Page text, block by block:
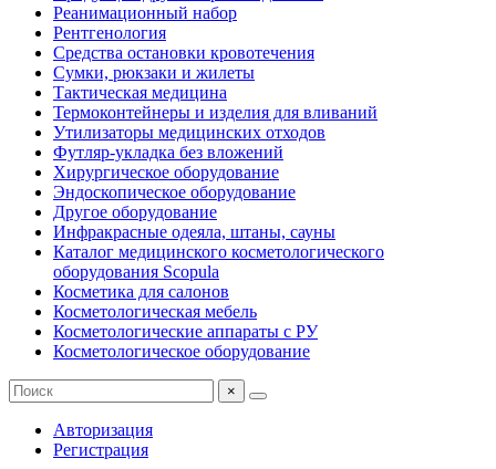
Реанимационный набор
Рентгенология
Средства остановки кровотечения
Сумки, рюкзаки и жилеты
Тактическая медицина
Термоконтейнеры и изделия для вливаний
Утилизаторы медицинских отходов
Футляр-укладка без вложений
Хирургическое оборудование
Эндоскопическое оборудование
Другое оборудование
Инфракрасные одеяла, штаны, сауны
Каталог медицинского косметологического
оборудования Scopula
Косметика для салонов
Косметологическая мебель
Косметологические аппараты с РУ
Косметологическое оборудование
×
Авторизация
Регистрация